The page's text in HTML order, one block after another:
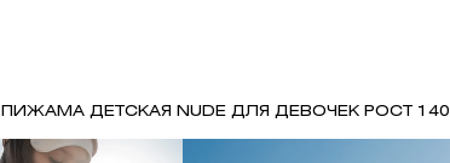
ПИЖАМА ДЕТСКАЯ NUDE ДЛЯ ДЕВОЧЕК РОСТ 140